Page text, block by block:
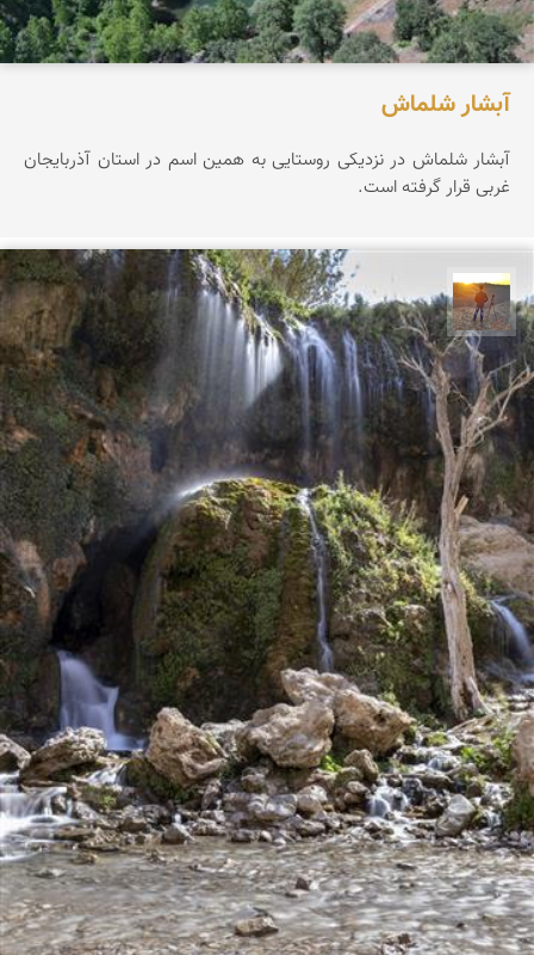
آبشار شلماش
آبشار شلماش در نزدیکی روستایی به همین اسم در استان آذربایجان
غربی قرار گرفته است.
مهدی مخلصیان